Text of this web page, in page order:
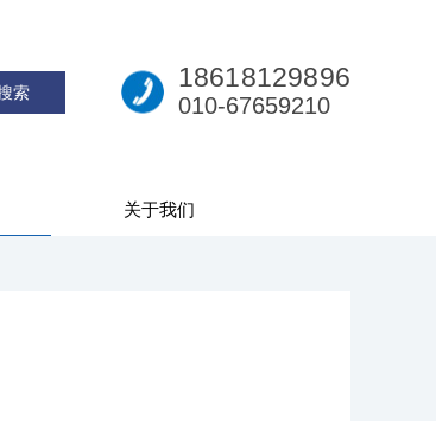
18618129896
010-67659210
关于我们